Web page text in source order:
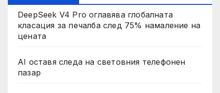
DeepSeek V4 Pro оглавява глобалната
класация за печалба след 75% намаление на
цената
AI оставя следа на световния телефонен
пазар